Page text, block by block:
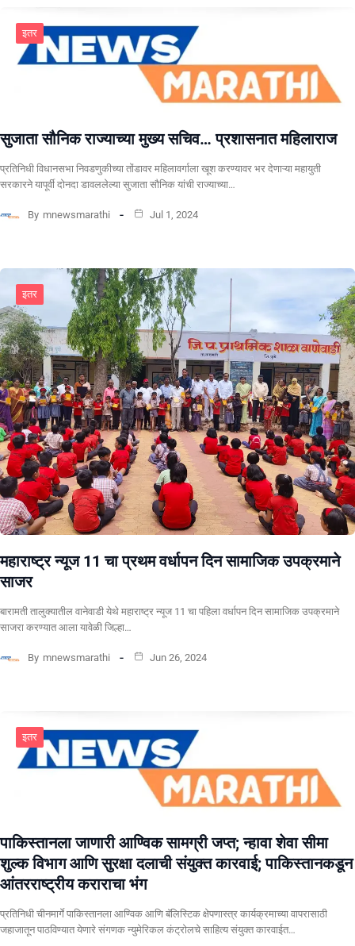
इतर
सुजाता सौनिक राज्याच्या मुख्य सचिव… प्रशासनात महिलाराज
प्रतिनिधी विधानसभा निवडणुकीच्या तोंडावर महिलावर्गाला खूश करण्यावर भर देणाऱ्या महायुती
सरकारने यापूर्वी दोनदा डावललेल्या सुजाता सौनिक यांची राज्याच्या…
By mnewsmarathi Jul 1, 2024
इतर
महाराष्ट्र न्यूज 11 चा प्रथम वर्धापन दिन सामाजिक उपक्रमाने
साजर
बारामती तालुक्यातील वानेवाडी येथे महाराष्ट्र न्यूज 11 चा पहिला वर्धापन दिन सामाजिक उपक्रमाने
साजरा करण्यात आला यावेळी जिल्हा…
By mnewsmarathi Jun 26, 2024
इतर
पाकिस्तानला जाणारी आण्विक सामग्री जप्त; न्हावा शेवा सीमा
शुल्क विभाग आणि सुरक्षा दलाची संयुक्त कारवाई; पाकिस्तानकडून
आंतरराष्ट्रीय कराराचा भंग
प्रतिनिधी चीनमार्गे पाकिस्तानला आण्विक आणि बॅलिस्टिक क्षेपणास्त्र कार्यक्रमाच्या वापरासाठी
जहाजातून पाठविण्यात येणारे संगणक न्युमेरिकल कंट्रोलचे साहित्य संयुक्त कारवाईत…